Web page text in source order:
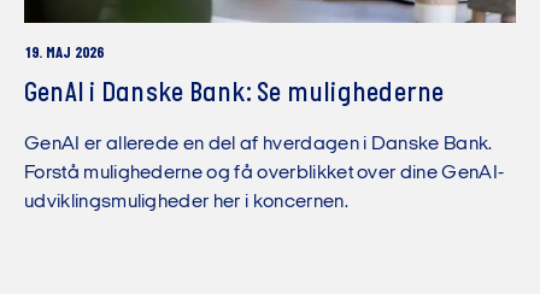
19. MAJ 2026
GenAI i Danske Bank: Se mulighederne
GenAI er allerede en del af hverdagen i Danske Bank.
Forstå mulighederne og få overblikket over dine GenAI-
udviklingsmuligheder her i koncernen.